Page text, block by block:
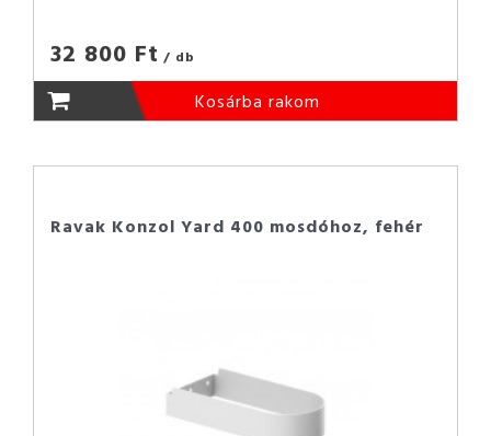
32 800 Ft / db
Kosárba rakom
Ravak Konzol Yard 400 mosdóhoz, fehér